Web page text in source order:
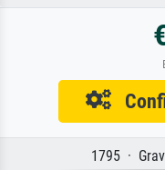
1795 ·